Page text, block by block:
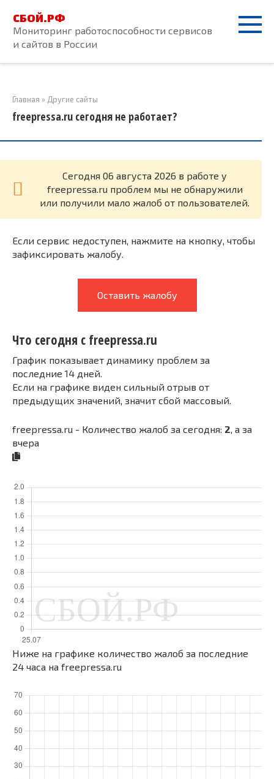
контенту
СБОЙ.РФ
Мониторинг работоспособности сервисов
и сайтов в России
Главная » Другие сайты
freepressa.ru сегодня не работает?
Cегодня 06 августа 2026 в работе у
freepressa.ru проблем мы не обнаружили
или получили мало жалоб от пользователей.
Если сервис недоступен, нажмите на кнопку, чтобы
зафиксировать жалобу.
Оставить жалобу
Что сегодня с freepressa.ru
График показывает динамику проблем за
последние 14 дней.
Если на графике виден сильный отрыв от
предыдущих значений, значит сбой массовый.
freepressa.ru - Количество жалоб за сегодня: 2 , а за
вчера
Ниже на графике количество жалоб за последние
24 часа на freepressa.ru